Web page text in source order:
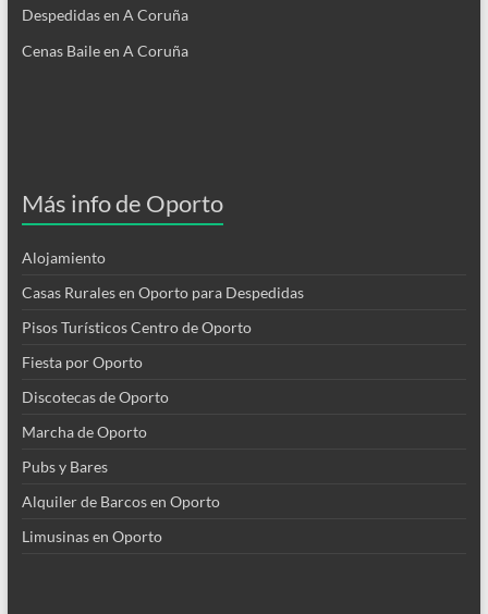
Despedidas en A Coruña
Cenas Baile en A Coruña
Más info de Oporto
Alojamiento
Casas Rurales en Oporto para Despedidas
Pisos Turísticos Centro de Oporto
Fiesta por Oporto
Discotecas de Oporto
Marcha de Oporto
Pubs y Bares
Alquiler de Barcos en Oporto
Limusinas en Oporto